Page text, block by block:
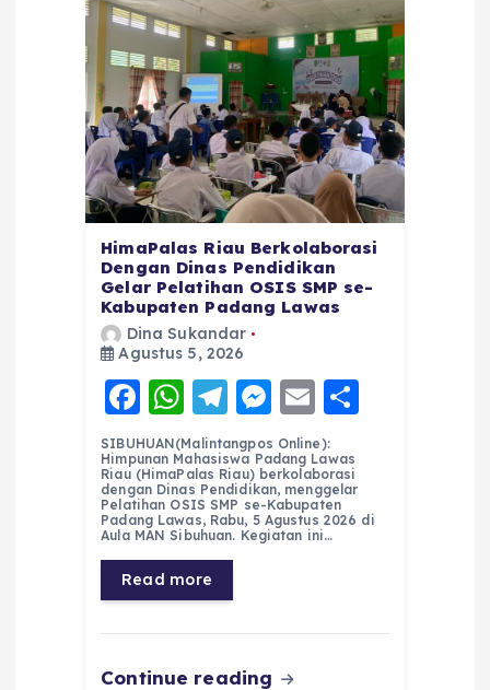
HimaPalas Riau Berkolaborasi
Dengan Dinas Pendidikan
Gelar Pelatihan OSIS SMP se-
Kabupaten Padang Lawas
Dina Sukandar
Agustus 5, 2026
F
a
c
e
b
o
o
k
W
h
a
ts
A
p
p
T
el
e
g
r
a
m
M
e
ss
e
n
E
m
ai
l
re
SIBUHUAN(Malintangpos Online):
Himpunan Mahasiswa Padang Lawas
Riau (HimaPalas Riau) berkolaborasi
dengan Dinas Pendidikan, menggelar
Pelatihan OSIS SMP se-Kabupaten
Padang Lawas, Rabu, 5 Agustus 2026 di
Aula MAN Sibuhuan. Kegiatan ini…
Read more
Continue reading